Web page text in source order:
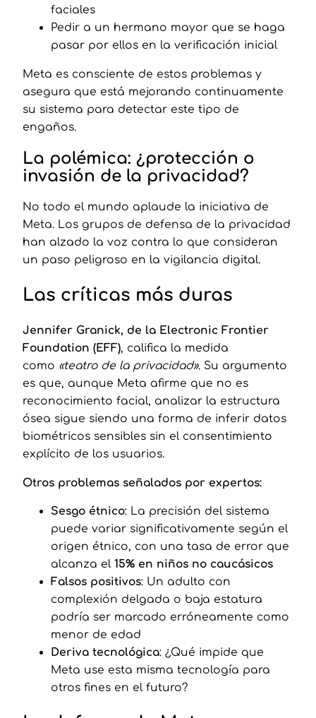
faciales
Pedir a un hermano mayor que se haga
pasar por ellos en la verificación inicial
Meta es consciente de estos problemas y
asegura que está mejorando continuamente
su sistema para detectar este tipo de
engaños.
La polémica: ¿protección o
invasión de la privacidad?
No todo el mundo aplaude la iniciativa de
Meta. Los grupos de defensa de la privacidad
han alzado la voz contra lo que consideran
un paso peligroso en la vigilancia digital.
Las críticas más duras
Jennifer Granick, de la Electronic Frontier
Foundation (EFF), califica la medida
como «teatro de la privacidad». Su argumento
es que, aunque Meta afirme que no es
reconocimiento facial, analizar la estructura
ósea sigue siendo una forma de inferir datos
biométricos sensibles sin el consentimiento
explícito de los usuarios.
Otros problemas señalados por expertos:
Sesgo étnico: La precisión del sistema
puede variar significativamente según el
origen étnico, con una tasa de error que
alcanza el 15% en niños no caucásicos
Falsos positivos: Un adulto con
complexión delgada o baja estatura
podría ser marcado erróneamente como
menor de edad
Deriva tecnológica: ¿Qué impide que
Meta use esta misma tecnología para
otros fines en el futuro?